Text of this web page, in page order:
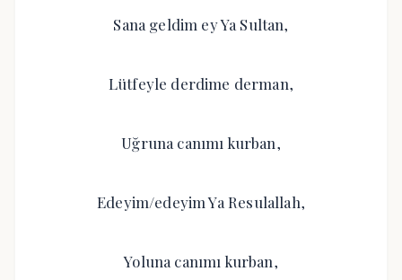
Sana geldim ey Ya Sultan,
Lütfeyle derdime derman,
Uğruna canımı kurban,
Edeyim/edeyim Ya Resulallah,
Yoluna canımı kurban,